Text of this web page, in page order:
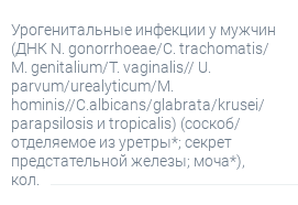
Урогенитальные инфекции у мужчин
(ДНК N. gonorrhoeae/C. trachomatis/
M. genitalium/T. vaginalis// U.
parvum/urealyticum/M.
hominis//C.albicans/glabrata/krusei/
parapsilosis и tropicalis) (соскоб/
отделяемое из уретры*; секрет
предстательной железы; моча*),
кол.